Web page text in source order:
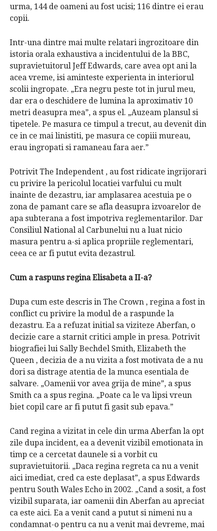
urma, 144 de oameni au fost ucisi; 116 dintre ei erau
copii.
Intr-una dintre mai multe relatari ingrozitoare din
istoria orala exhaustiva a incidentului de la BBC,
supravietuitorul Jeff Edwards, care avea opt ani la
acea vreme, isi aminteste experienta in interiorul
scolii ingropate. „Era negru peste tot in jurul meu,
dar era o deschidere de lumina la aproximativ 10
metri deasupra mea”, a spus el. „Auzeam plansul si
tipetele. Pe masura ce timpul a trecut, au devenit din
ce in ce mai linistiti, pe masura ce copiii mureau,
erau ingropati si ramaneau fara aer.”
Potrivit The Independent , au fost ridicate ingrijorari
cu privire la pericolul locatiei varfului cu mult
inainte de dezastru, iar amplasarea acestuia pe o
zona de pamant care se afla deasupra izvoarelor de
apa subterana a fost impotriva reglementarilor. Dar
Consiliul National al Carbunelui nu a luat nicio
masura pentru a-si aplica propriile reglementari,
ceea ce ar fi putut evita dezastrul.
Cum a raspuns regina Elisabeta a II-a?
Dupa cum este descris in The Crown , regina a fost in
conflict cu privire la modul de a raspunde la
dezastru. Ea a refuzat initial sa viziteze Aberfan, o
decizie care a starnit critici ample in presa. Potrivit
biografiei lui Sally Bechdel Smith, Elizabeth the
Queen , decizia de a nu vizita a fost motivata de a nu
dori sa distrage atentia de la munca esentiala de
salvare. „Oamenii vor avea grija de mine”, a spus
Smith ca a spus regina. „Poate ca le va lipsi vreun
biet copil care ar fi putut fi gasit sub epava.”
Cand regina a vizitat in cele din urma Aberfan la opt
zile dupa incident, ea a devenit vizibil emotionata in
timp ce a cercetat daunele si a vorbit cu
supravietuitorii. „Daca regina regreta ca nu a venit
aici imediat, cred ca este deplasat”, a spus Edwards
pentru South Wales Echo in 2002. „Cand a sosit, a fost
vizibil suparata, iar oamenii din Aberfan au apreciat
ca este aici. Ea a venit cand a putut si nimeni nu a
condamnat-o pentru ca nu a venit mai devreme, mai